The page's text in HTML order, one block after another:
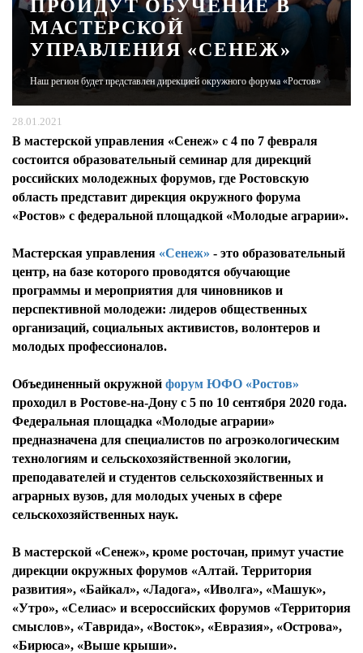
ПРОЙДУТ ОБУЧЕНИЕ В
МАСТЕРСКОЙ
УПРАВЛЕНИЯ «СЕНЕЖ»
Наш регион будет представлен дирекцией окружного форума «Ростов»
28.01.2021
В мастерской управления «Сенеж» с 4 по 7 февраля
состоится образовательный семинар для дирекций
российских молодежных форумов, где Ростовскую
область представит дирекция окружного форума
«Ростов» с федеральной площадкой «Молодые аграрии».
Мастерская управления «Сенеж» - это образовательный
центр, на базе которого проводятся обучающие
программы и мероприятия для чиновников и
перспективной молодежи: лидеров общественных
организаций, социальных активистов, волонтеров и
молодых профессионалов.
Объединенный окружной форум ЮФО «Ростов»
проходил в Ростове-на-Дону с 5 по 10 сентября 2020 года.
Федеральная площадка «Молодые аграрии»
предназначена для специалистов по агроэкологическим
технологиям и сельскохозяйственной экологии,
преподавателей и студентов сельскохозяйственных и
аграрных вузов, для молодых ученых в сфере
сельскохозяйственных наук.
В мастерской «Сенеж», кроме росточан, примут участие
дирекции окружных форумов «Алтай. Территория
развития», «Байкал», «Ладога», «Иволга», «Машук»,
«Утро», «Селиас» и всероссийских форумов «Территория
смыслов», «Таврида», «Восток», «Евразия», «Острова»,
«Бирюса», «Выше крыши».